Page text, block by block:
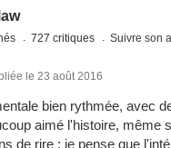
727 critiques Suivre son
le 23 août 2016
bien rythmée, avec
aimé l'histoire, même
de rire : je pense que